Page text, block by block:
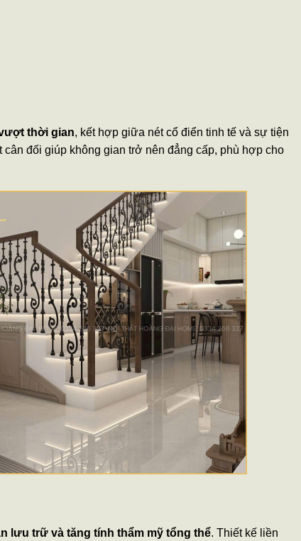
thời gian, kết hợp giữa nét cổ điển tinh tế và sự tiện
đối giúp không gian trở nên đẳng cấp, phù hợp cho
lưu trữ và tăng tính thẩm mỹ tổng thể. Thiết kế liền